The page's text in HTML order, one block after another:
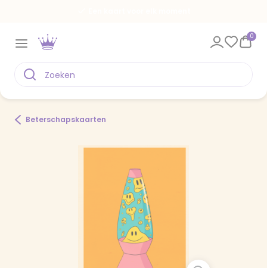
0
Beterschapskaarten